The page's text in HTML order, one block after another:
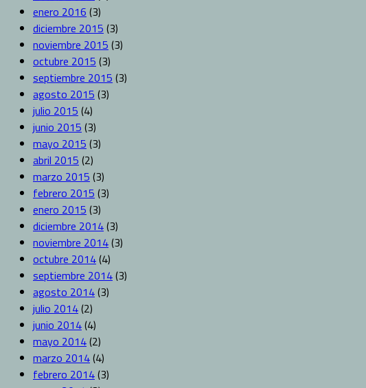
enero 2016 (3)
diciembre 2015 (3)
noviembre 2015 (3)
octubre 2015 (3)
septiembre 2015 (3)
agosto 2015 (3)
julio 2015 (4)
junio 2015 (3)
mayo 2015 (3)
abril 2015 (2)
marzo 2015 (3)
febrero 2015 (3)
enero 2015 (3)
diciembre 2014(3)
noviembre 2014(3)
octubre 2014(4)
septiembre 2014(3)
agosto 2014(3)
julio 2014(2)
junio 2014(4)
mayo 2014(2)
marzo 2014(4)
febrero 2014(3)